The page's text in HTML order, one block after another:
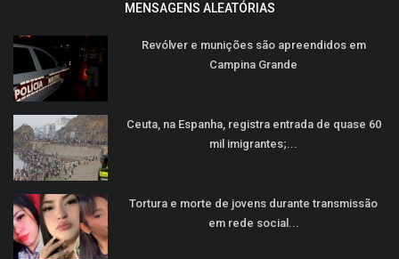
MENSAGENS ALEATÓRIAS
Revólver e munições são apreendidos em
Campina Grande
Ceuta, na Espanha, registra entrada de quase 60
mil imigrantes;...
Tortura e morte de jovens durante transmissão
em rede social...